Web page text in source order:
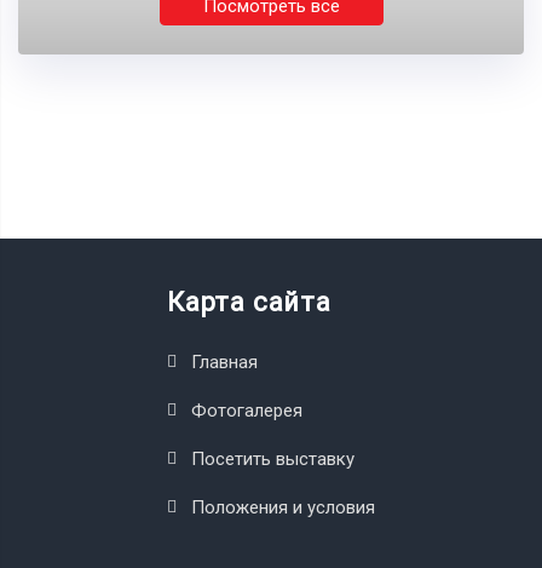
Посмотреть все
Карта сайта
Главная
Фотогалерея
Посетить выставку
Положения и условия